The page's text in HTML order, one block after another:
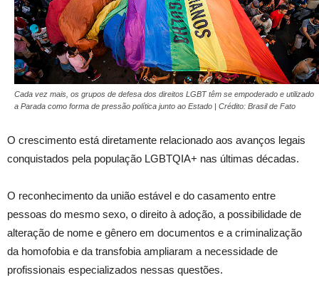
Cada vez mais, os grupos de defesa dos direitos LGBT têm se empoderado e utilizado
a Parada como forma de pressão política junto ao Estado | Crédito: Brasil de Fato
O crescimento está diretamente relacionado aos avanços legais
conquistados pela população LGBTQIA+ nas últimas décadas.
O reconhecimento da união estável e do casamento entre
pessoas do mesmo sexo, o direito à adoção, a possibilidade de
alteração de nome e gênero em documentos e a criminalização
da homofobia e da transfobia ampliaram a necessidade de
profissionais especializados nessas questões.